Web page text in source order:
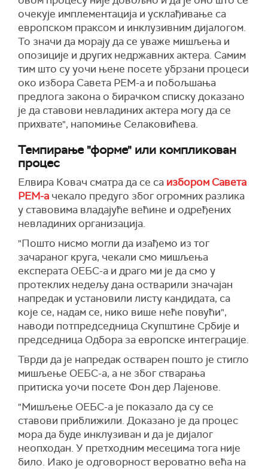
очекује имплементација и усклађивање са
европском праксом и инклузивним дијалогом.
То значи да морају да се уваже мишљења и
опозиције и других недржавних актера. Самим
тим што су уочи њене посете убрзани процеси
око избора Савета РЕМ-а и побољшања
предлога закона о бирачком списку доказано
је да ставови невладиних актера могу да се
прихвате", напомиње Селаковићева.
Темпирање "форме" или компликован
процес
Елвира Ковач сматра да се са избором Савета
РЕМ-а чекало предуго због огромних разлика
у ставовима владајуће већине и одређених
невладиних организација.
"Пошто нисмо могли да изађемо из тог
зачараног круга, чекали смо мишљења
експерата ОЕБС-а и драго ми је да смо у
протеклих недељу дана остварили значајан
напредак и установили листу кандидата, са
које се, надам се, нико више неће повући",
наводи потпредседница Скупштине Србије и
председница Одбора за европске интеграције.
Тврди да је напредак остварен пошто је стигло
мишљење ОЕБС-а, а не због стварања
притиска уочи посете Фон дер Лајенове.
"Мишљење ОЕБС-а је показало да су се
ставови приближили. Доказано је да процес
мора да буде инклузиван и да је дијалог
неопходан. У претходним месецима тога није
било. Иако је одговорност вероватно већа на